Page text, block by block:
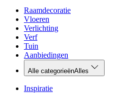
Raamdecoratie
Vloeren
Verlichting
Verf
Tuin
Aanbiedingen
Alle categorieënAlles
Inspiratie